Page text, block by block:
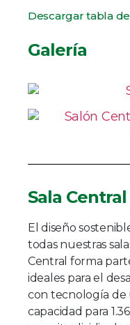
Descargar tabla
Galería
Sala Central
El diseño
todas nuestras
Central forma
ideales para el
con tecnología de
capacidad para